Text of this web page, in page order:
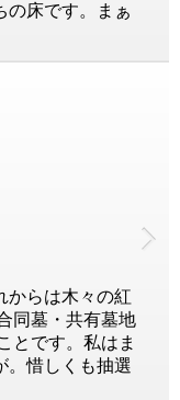
の床です。まぁ
からは木々の紅
同墓・共有墓地
とです。私はま
。惜しくも抽選